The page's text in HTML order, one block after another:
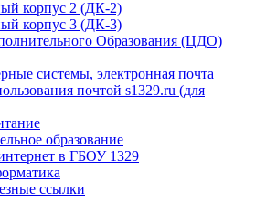
корпус 2 (ДК-2)
корпус 3 (ДК-3)
Образования (ЦДО)
системы, электронная почта
почтой s1329.ru (для
образование
в ГБОУ 1329
ссылки